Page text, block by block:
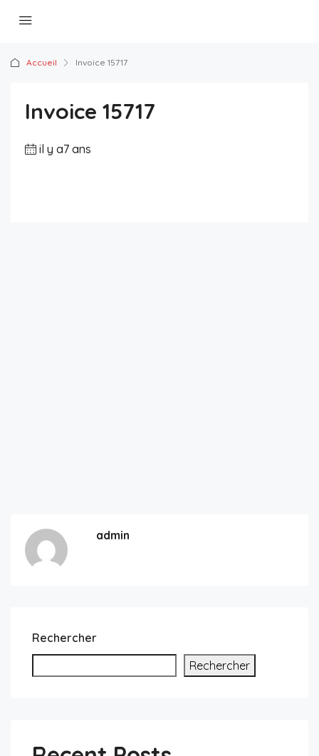
Accueil Invoice 15717
Invoice 15717
il y a7 ans
admin
Rechercher
Rechercher